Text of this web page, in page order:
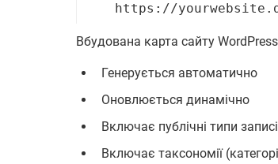
https://
Вбудована карта сайту
Генерується автоматично
Оновлюється динамічно
Включає публічні типи
Включає таксономії